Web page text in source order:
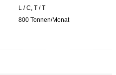
L / C, T / T
800 Tonnen/Monat